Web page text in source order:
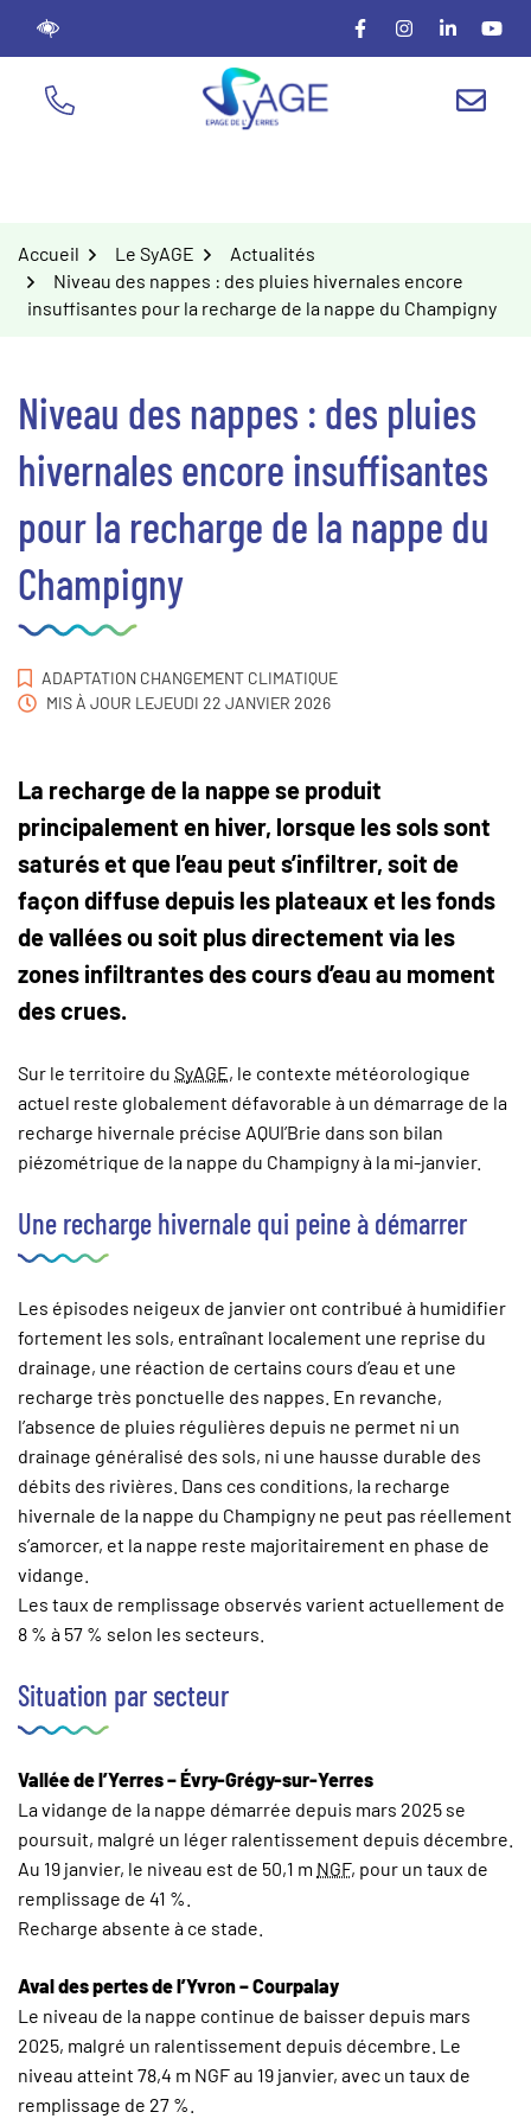
Lien vers le compte
Lien vers le
Lien vers
Lien
TÉL. NOUS
Accueil Le SyAGE
Actualités
Niveau des nappes : des pluies hivernales encore
insuffisantes pour la recharge de la nappe du Champigny
Niveau des nappes : des pluies
hivernales encore insuffisantes
pour la recharge de la nappe du
Champigny
ADAPTATION CHANGEMENT CLIMATIQUE
MIS À JOUR LEJEUDI 22 JANVIER 2026
La recharge de la nappe se produit
principalement en hiver, lorsque les sols sont
saturés et que l’eau peut s’infiltrer, soit de
façon diffuse depuis les plateaux et les fonds
de vallées ou soit plus directement via les
zones infiltrantes des cours d’eau au moment
des crues.
Sur le territoire du SyAGE, le contexte météorologique
actuel reste globalement défavorable à un démarrage de la
recharge hivernale précise AQUI’Brie dans son bilan
piézométrique de la nappe du Champigny à la mi-janvier.
Une recharge hivernale qui peine à démarrer
Les épisodes neigeux de janvier ont contribué à humidifier
fortement les sols, entraînant localement une reprise du
drainage, une réaction de certains cours d’eau et une
recharge très ponctuelle des nappes. En revanche,
l’absence de pluies régulières depuis ne permet ni un
drainage généralisé des sols, ni une hausse durable des
débits des rivières. Dans ces conditions, la recharge
hivernale de la nappe du Champigny ne peut pas réellement
s’amorcer, et la nappe reste majoritairement en phase de
vidange.
Les taux de remplissage observés varient actuellement de
8 % à 57 % selon les secteurs.
Situation par secteur
Vallée de l’Yerres – Évry-Grégy-sur-Yerres
La vidange de la nappe démarrée depuis mars 2025 se
poursuit, malgré un léger ralentissement depuis décembre.
Au 19 janvier, le niveau est de 50,1 m NGF, pour un taux de
remplissage de 41 %.
Recharge absente à ce stade.
Aval des pertes de l’Yvron – Courpalay
Le niveau de la nappe continue de baisser depuis mars
2025, malgré un ralentissement depuis décembre. Le
niveau atteint 78,4 m NGF au 19 janvier, avec un taux de
remplissage de 27 %.